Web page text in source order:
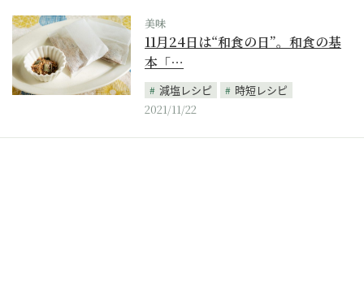
美味
11月24日は“和食の日”。和食の基
本「…
減塩レシピ
時短レシピ
2021/11/22